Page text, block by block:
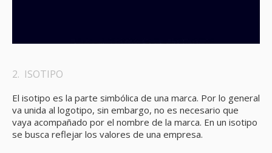
2. ISOTIPO
El isotipo es la parte simbólica de una marca. Por lo general
va unida al logotipo, sin embargo, no es necesario que
vaya acompañado por el nombre de la marca. En un isotipo
se busca reflejar los valores de una empresa.